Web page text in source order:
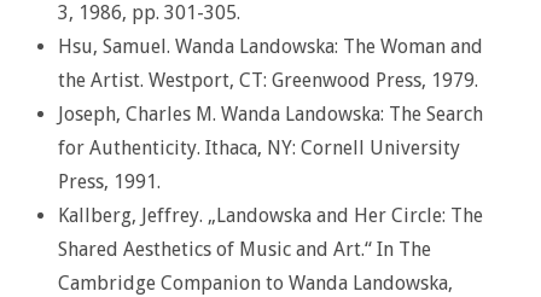
3, 1986, pp. 301-305.
Hsu, Samuel. Wanda Landowska: The Woman and
the Artist. Westport, CT: Greenwood Press, 1979.
Joseph, Charles M. Wanda Landowska: The Search
for Authenticity. Ithaca, NY: Cornell University
Press, 1991.
Kallberg, Jeffrey. „Landowska and Her Circle: The
Shared Aesthetics of Music and Art.“ In The
Cambridge Companion to Wanda Landowska,